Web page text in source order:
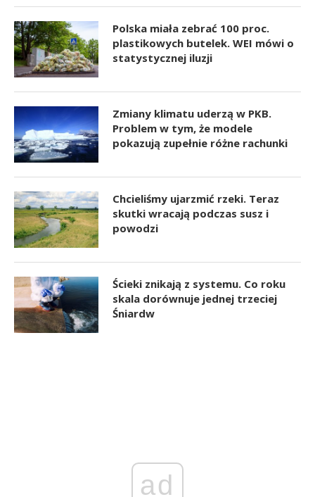
Polska miała zebrać 100 proc.
plastikowych butelek. WEI mówi o
statystycznej iluzji
Zmiany klimatu uderzą w PKB.
Problem w tym, że modele
pokazują zupełnie różne rachunki
Chcieliśmy ujarzmić rzeki. Teraz
skutki wracają podczas susz i
powodzi
Ścieki znikają z systemu. Co roku
skala dorównuje jednej trzeciej
Śniardw
ad